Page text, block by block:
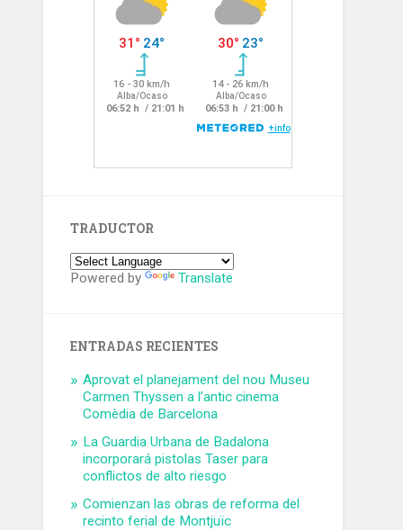
TRADUCTOR
Powered by Translate
ENTRADAS RECIENTES
Aprovat el planejament del nou Museu
Carmen Thyssen a l’antic cinema
Comèdia de Barcelona
La Guardia Urbana de Badalona
incorporará pistolas Taser para
conflictos de alto riesgo
Comienzan las obras de reforma del
recinto ferial de Montjuïc